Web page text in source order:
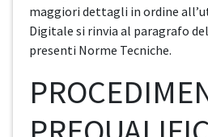
maggiori dettagli in ordine
Digitale si rinvia al paragrafo
presenti Norme Tecniche.